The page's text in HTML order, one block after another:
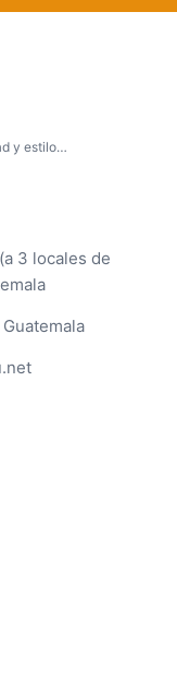
y estilo…
3 locales de